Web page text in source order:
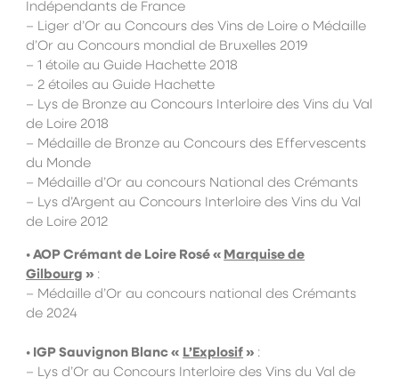
Indépendants de France
– Liger d’Or au Concours des Vins de Loire o Médaille
d’Or au Concours mondial de Bruxelles 2019
– 1 étoile au Guide Hachette 2018
– 2 étoiles au Guide Hachette
– Lys de Bronze au Concours Interloire des Vins du Val
de Loire 2018
– Médaille de Bronze au Concours des Effervescents
du Monde
– Médaille d’Or au concours National des Crémants
– Lys d’Argent au Concours Interloire des Vins du Val
de Loire 2012
• AOP Crémant de Loire Rosé « Marquise de
Gilbourg » :
– Médaille d’Or au concours national des Crémants
de 2024
• IGP Sauvignon Blanc « L’Explosif » :
– Lys d’Or au Concours Interloire des Vins du Val de